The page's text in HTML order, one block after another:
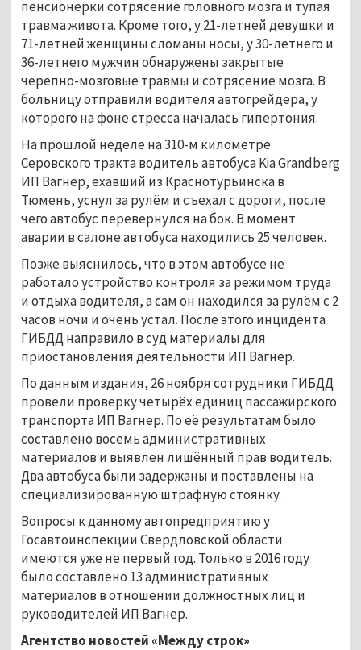
пенсионерки сотрясение головного мозга и тупая
травма живота. Кроме того, у 21-летней девушки и
71-летней женщины сломаны носы, у 30-летнего и
36-летнего мужчин обнаружены закрытые
черепно-мозговые травмы и сотрясение мозга. В
больницу отправили водителя автогрейдера, у
которого на фоне стресса началась гипертония.
На прошлой неделе на 310-м километре
Серовского тракта водитель автобуса Kia Grandberg
ИП Вагнер, ехавший из Краснотурьинска в
Тюмень, уснул за рулём и съехал с дороги, после
чего автобус перевернулся на бок. В момент
аварии в салоне автобуса находились 25 человек.
Позже выяснилось, что в этом автобусе не
работало устройство контроля за режимом труда
и отдыха водителя, а сам он находился за рулём с 2
часов ночи и очень устал. После этого инцидента
ГИБДД направило в суд материалы для
приостановления деятельности ИП Вагнер.
По данным издания, 26 ноября сотрудники ГИБДД
провели проверку четырёх единиц пассажирского
транспорта ИП Вагнер. По её результатам было
составлено восемь административных
материалов и выявлен лишённый прав водитель.
Два автобуса были задержаны и поставлены на
специализированную штрафную стоянку.
Вопросы к данному автопредприятию у
Госавтоинспекции Свердловской области
имеются уже не первый год. Только в 2016 году
было составлено 13 административных
материалов в отношении должностных лиц и
руководителей ИП Вагнер.
Агентство новостей «Между строк»